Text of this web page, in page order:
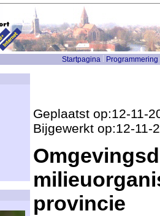
Startpagina Programmering
Geplaatst op:12-11-
Bijgewerkt op:12-11-
provincie